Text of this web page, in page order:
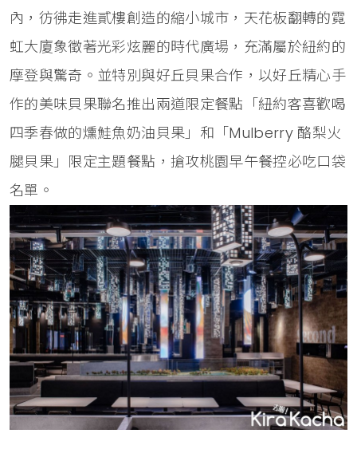
內，彷彿走進貳樓創造的縮小城市，天花板翻轉的霓
虹大廈象徵著光彩炫麗的時代廣場，充滿屬於紐約的
摩登與驚奇。並特別與好丘貝果合作，以好丘精心手
作的美味貝果聯名推出兩道限定餐點「紐約客喜歡喝
四季春做的燻鮭魚奶油貝果」和「Mulberry 酪梨火
腿貝果」限定主題餐點，搶攻桃園早午餐控必吃口袋
名單。